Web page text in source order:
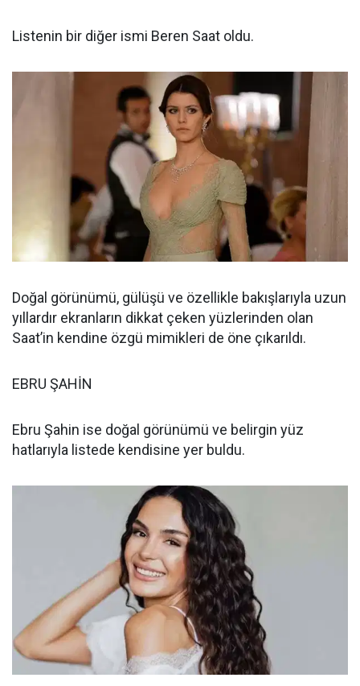
Listenin bir diğer ismi Beren Saat oldu.
Doğal görünümü, gülüşü ve özellikle bakışlarıyla uzun
yıllardır ekranların dikkat çeken yüzlerinden olan
Saat’in kendine özgü mimikleri de öne çıkarıldı.
EBRU ŞAHİN
Ebru Şahin ise doğal görünümü ve belirgin yüz
hatlarıyla listede kendisine yer buldu.